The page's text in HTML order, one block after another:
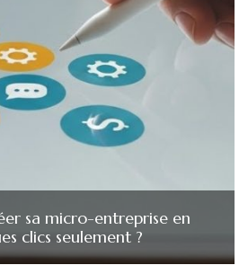
sa micro-entreprise en
clics seulement ?